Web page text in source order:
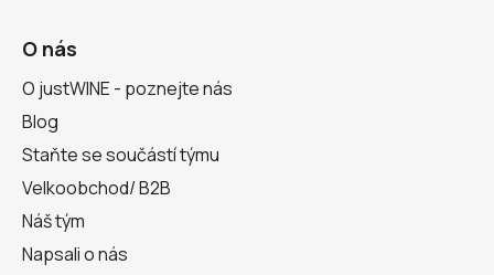
O nás
O justWINE - poznejte nás
Blog
Staňte se součástí týmu
Velkoobchod/ B2B
Náš tým
Napsali o nás